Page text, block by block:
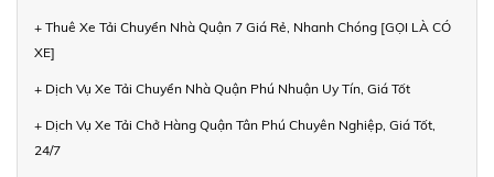
+ Thuê Xe Tải Chuyển Nhà Quận 7 Giá Rẻ, Nhanh Chóng [GỌI LÀ CÓ
XE]
+ Dịch Vụ Xe Tải Chuyển Nhà Quận Phú Nhuận Uy Tín, Giá Tốt
+ Dịch Vụ Xe Tải Chở Hàng Quận Tân Phú Chuyên Nghiệp, Giá Tốt,
24/7